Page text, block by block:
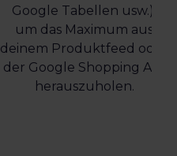
Google Tabellen usw.),
um das Maximum aus
deinem Produktfeed oder
der Google Shopping API
herauszuholen.